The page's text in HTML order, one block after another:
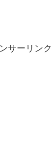
サーリンク